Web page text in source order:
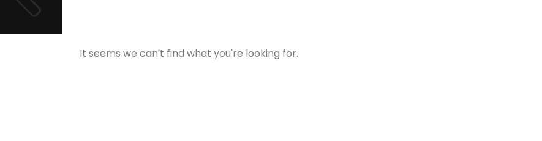
It seems we can't find what you're looking for.